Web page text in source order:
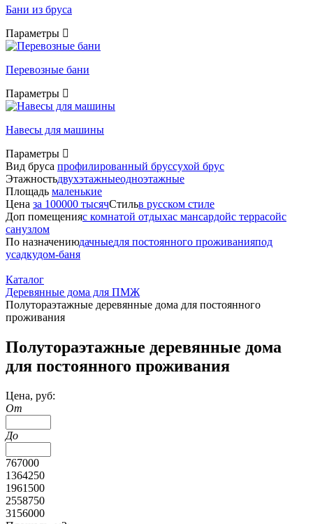
Бани из бруса
Параметры
Перевозные бани
Параметры
Навесы для машины
Параметры
Вид бруса профилированный бруссухой брус
Этажностьдвухэтажныеодноэтажные
Площадь маленькие
Цена за 100000 тысячСтильв русском стиле
Доп помещенияс комнатой отдыхас мансардойс террасойс
санузлом
По назначениюдачныедля постоянного проживанияпод
усадкудом-баня
Каталог
Деревянные дома для ПМЖ
Полутораэтажные деревянные дома для постоянного
проживания
Полутораэтажные деревянные дома
для постоянного проживания
Цена, руб:
От
До
767000
1364250
1961500
2558750
3156000